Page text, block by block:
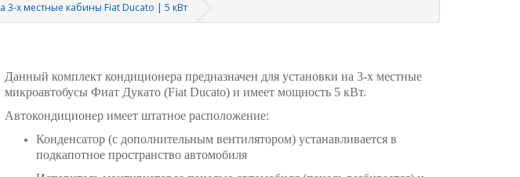
3-х местные кабины Fiat Ducato | 5 кВт
Данный комплект кондиционера предназначен для установки на 3-х местные
микроавтобусы Фиат Дукато (Fiat Ducato) и имеет мощность 5 кВт.
Автокондиционер имеет штатное расположение:
Конденсатор (с дополнительным вентилятором) устанавливается в
подкапотное пространство автомобиля